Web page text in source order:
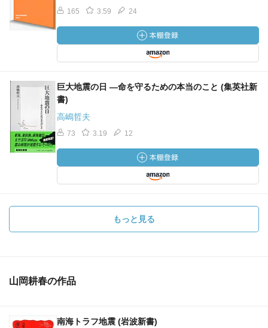
165 3.59 24
巨大地震の日 ―命を守るための本当のこと (集英社新
書)
高嶋哲夫
73 3.19 12
もっと見る
山岡耕春の作品
南海トラフ地震 (岩波新書)